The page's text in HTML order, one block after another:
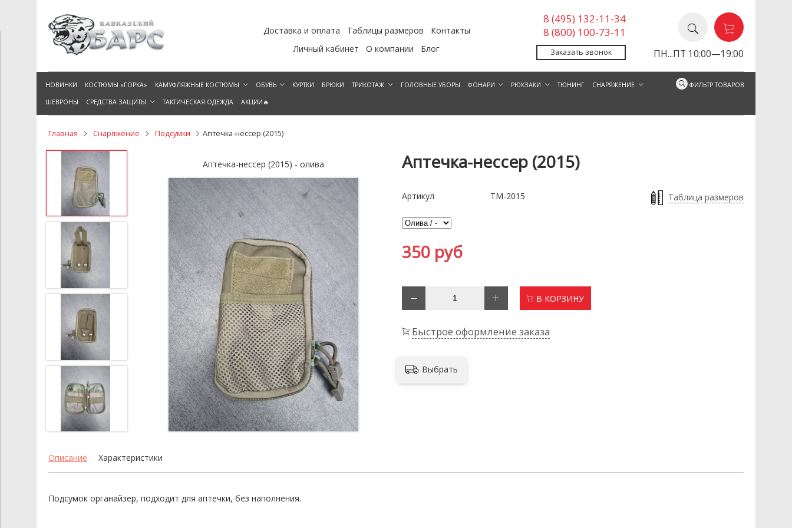
Доставка и оплата Таблицы размеров
Контакты
Личный кабинет
О компании Блог
8 (495) 132-11-34
8 (800) 100-73-11
Заказать звонок ПН...ПТ 10:00—19:00
НОВИНКИ КОСТЮМЫ «ГОРКА» КАМУФЛЯЖНЫЕ КОСТЮМЫ ОБУВЬ КУРТКИ БРЮКИ ТРИКОТАЖ ГОЛОВНЫЕ УБОРЫ ФОНАРИ РЮКЗАКИ ТЮНИНГ СНАРЯЖЕНИЕ
ШЕВРОНЫ СРЕДСТВА ЗАЩИТЫ ТАКТИЧЕСКАЯ ОДЕЖДА АКЦИИ🔥
ФИЛЬТР ТОВАРОВ
Главная Снаряжение Подсумки Аптечка-нессер (2015)
Аптечка-нессер (2015) - олива Аптечка-нессер (2015) - олива
Аптечка-нессер (2015)
Артикул ТМ-2015 Таблица размеров
350 руб
В КОРЗИНУ
Быстрое оформление заказа
Выбрать
Описание Характеристики
Подсумок органайзер, подходит для аптечки, без наполнения.